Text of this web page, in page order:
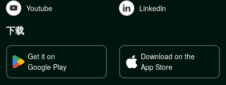
Youtube Linkedln
下载
Get it on
Google Play
Download on the
App Store